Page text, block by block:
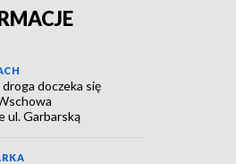
doczeka się
ul. Garbarską